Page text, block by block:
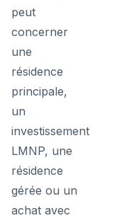
peut
concerner
une
résidence
principale,
un
investissement
LMNP, une
résidence
gérée ou un
achat avec